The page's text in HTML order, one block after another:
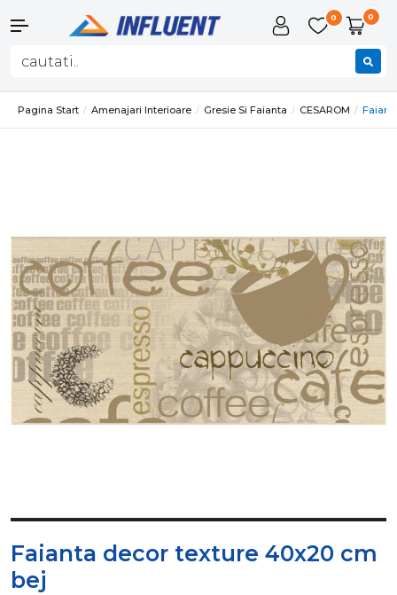
0 0
Pagina Start Amenajari Interioare Gresie Si Faianta CESAROM
Faianta decor texture 40x20 cm
bej